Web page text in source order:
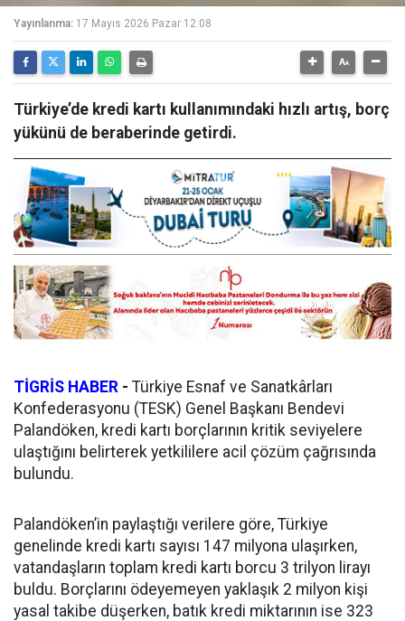
Yayınlanma: 17 Mayıs 2026 Pazar 12:08
Türkiye’de kredi kartı kullanımındaki hızlı artış, borç
yükünü de beraberinde getirdi.
TİGRİS HABER - Türkiye Esnaf ve Sanatkârları
Konfederasyonu (TESK) Genel Başkanı Bendevi
Palandöken, kredi kartı borçlarının kritik seviyelere
ulaştığını belirterek yetkililere acil çözüm çağrısında
bulundu.
Palandöken’in paylaştığı verilere göre, Türkiye
genelinde kredi kartı sayısı 147 milyona ulaşırken,
vatandaşların toplam kredi kartı borcu 3 trilyon lirayı
buldu. Borçlarını ödeyemeyen yaklaşık 2 milyon kişi
yasal takibe düşerken, batık kredi miktarının ise 323